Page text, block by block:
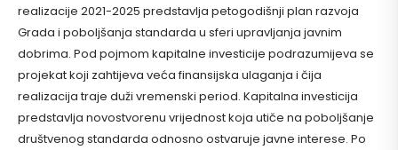
realizacije 2021-2025 predstavlja petogodišnji plan razvoja
Grada i poboljšanja standarda u sferi upravljanja javnim
dobrima. Pod pojmom kapitalne investicije podrazumijeva se
projekat koji zahtijeva veća finansijska ulaganja i čija
realizacija traje duži vremenski period. Kapitalna investicija
predstavlja novostvorenu vrijednost koja utiče na poboljšanje
društvenog standarda odnosno ostvaruje javne interese. Po